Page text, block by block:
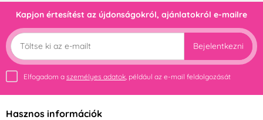
Kapjon értesítést az újdonságokról, ajánlatokról e-mailre
Bejelentkezni
Elfogadom a személyes adatok , például az e-mail feldolgozását
Hasznos információk